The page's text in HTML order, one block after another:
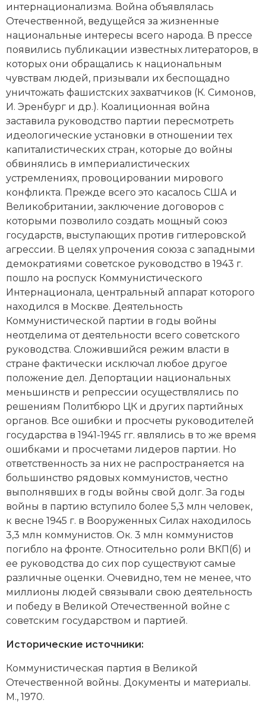
Южная Америка
интернационализма. Война объявлялась
Отечественной, ведущейся за жизненные
национальные интересы всего народа. В прессе
появились публикации известных литераторов, в
которых они обращались к национальным
чувствам людей, призывали их беспощадно
уничтожать фашистских захватчиков (К. Симонов,
И. Эренбург и др.). Коалиционная война
заставила руководство партии пересмотреть
идеологические установки в отношении тех
капиталистических стран, которые до войны
обвинялись в империалистических
устремлениях, провоцировании мирового
конфликта. Прежде всего это касалось США и
Великобритании, заключение договоров с
которыми позволило создать мощный союз
государств, выступающих против гитлеровской
агрессии. В целях упрочения союза с западными
демократиями советское руководство в 1943 г.
пошло на роспуск Коммунистического
Интернационала, центральный аппарат которого
находился в Москве. Деятельность
Коммунистической партии в годы войны
неотделима от деятельности всего советского
руководства. Сложившийся режим власти в
стране фактически исключал любое другое
положение дел. Депортации национальных
меньшинств и репрессии осуществлялись по
решениям Политбюро ЦК и других партийных
органов. Все ошибки и просчеты руководителей
государства в 1941-1945 гг. являлись в то же время
ошибками и просчетами лидеров партии. Но
ответственность за них не распространяется на
большинство рядовых коммунистов, честно
выполнявших в годы войны свой долг. За годы
войны в партию вступило более 5,3 млн человек,
к весне 1945 г. в Вооруженных Силах находилось
3,3 млн коммунистов. Ок. 3 млн коммунистов
погибло на фронте. Относительно роли ВКП(б) и
ее руководства до сих пор существуют самые
различные оценки. Очевидно, тем не менее, что
миллионы людей связывали свою деятельность
и победу в Великой Отечественной войне с
советским государством и партией.
Исторические источники:
Коммунистическая партия в Великой
Отечественной войны. Документы и материалы.
М., 1970.